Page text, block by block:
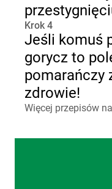
Krok 4
Jeśli komuś
gorycz to
pomarańczy
zdrowie!
Więcej przepisów